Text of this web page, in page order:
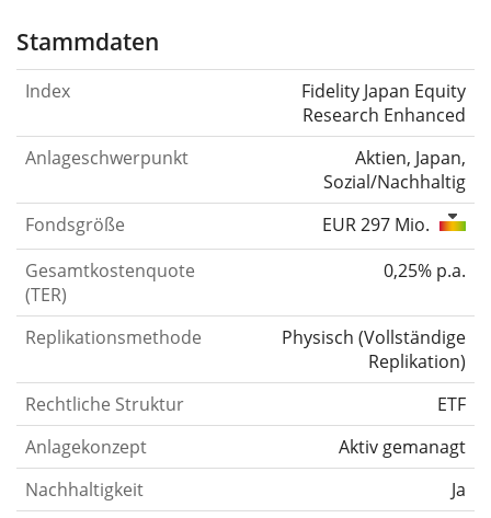
Stammdaten
Index
Fidelity Japan Equity
Research Enhanced
Anlageschwerpunkt
Aktien, Japan,
Sozial/Nachhaltig
Fondsgröße
EUR 297 Mio.
Gesamtkostenquote
(TER)
0,25% p.a.
Replikationsmethode Physisch (Vollständige
Replikation)
Rechtliche Struktur
ETF
Anlagekonzept
Aktiv gemanagt
Nachhaltigkeit
Ja